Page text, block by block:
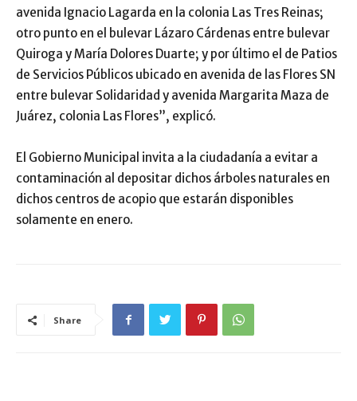
avenida Ignacio Lagarda en la colonia Las Tres Reinas;
otro punto en el bulevar Lázaro Cárdenas entre bulevar
Quiroga y María Dolores Duarte; y por último el de Patios
de Servicios Públicos ubicado en avenida de las Flores SN
entre bulevar Solidaridad y avenida Margarita Maza de
Juárez, colonia Las Flores”, explicó.
El Gobierno Municipal invita a la ciudadanía a evitar a
contaminación al depositar dichos árboles naturales en
dichos centros de acopio que estarán disponibles
solamente en enero.
Share